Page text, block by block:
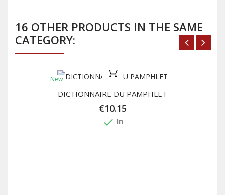
16 OTHER PRODUCTS IN THE SAME
CATEGORY:
New
DICTIONNAIRE DU PAMPHLET
€10.15
done In